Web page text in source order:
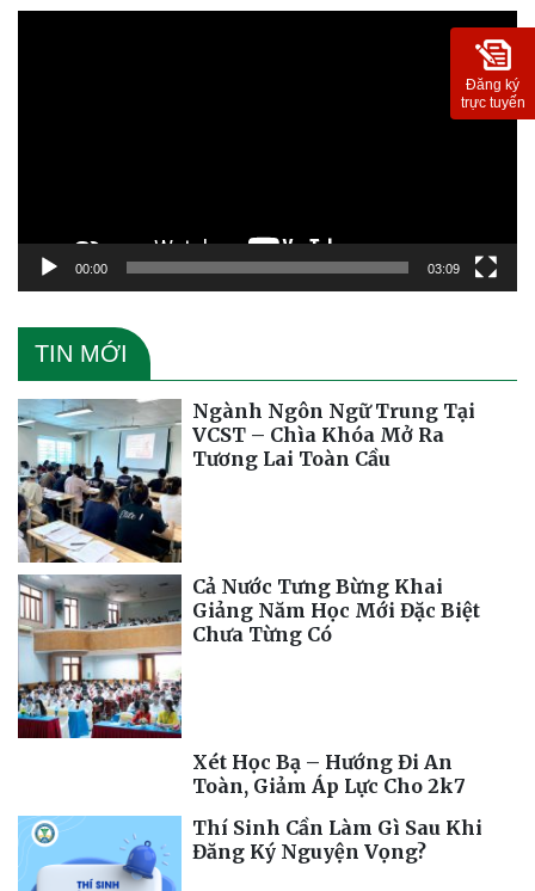
00:00 03:09
TIN MỚI
Ngành Ngôn Ngữ Trung Tại
VCST – Chìa Khóa Mở Ra
Tương Lai Toàn Cầu
Cả Nước Tưng Bừng Khai
Giảng Năm Học Mới Đặc Biệt
Chưa Từng Có
Xét Học Bạ – Hướng Đi An
Toàn, Giảm Áp Lực Cho 2k7
Thí Sinh Cần Làm Gì Sau Khi
Đăng Ký Nguyện Vọng?
Đăng ký
trực tuyến